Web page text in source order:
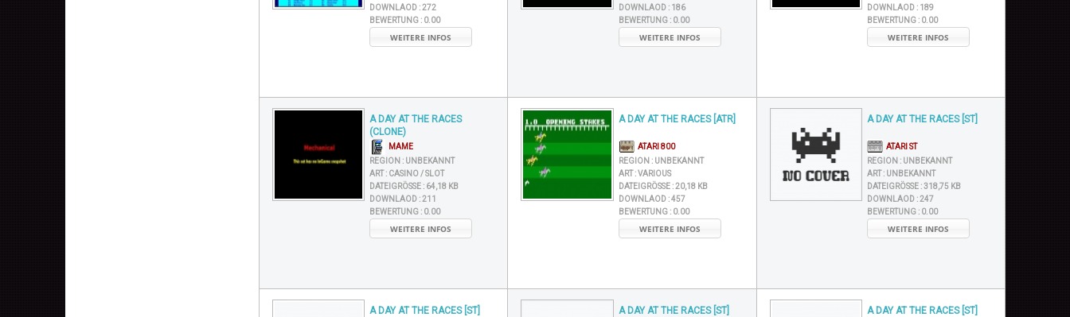
DOWNLAOD :272
BEWERTUNG : 0.00
WEITERE INFOS
DOWNLAOD : 186
BEWERTUNG : 0.00
WEITERE INFOS
DOWNLAOD : 189
BEWERTUNG : 0.00
WEITERE INFOS
A DAY AT THE RACES
(CLONE)
MAME
REGION : UNBEKANNT
ART : CASINO / SLOT
DATEIGRÖSSE : 64,18 KB
DOWNLAOD :211
BEWERTUNG : 0.00
WEITERE INFOS
A DAY AT THE RACES [ATR]
ATARI 800
REGION : UNBEKANNT
ART :VARIOUS
DATEIGRÖSSE : 20,18 KB
DOWNLAOD :457
BEWERTUNG : 0.00
WEITERE INFOS
A DAY AT THE RACES [ST]
ATARI ST
REGION : UNBEKANNT
ART : UNBEKANNT
DATEIGRÖSSE :318,75 KB
DOWNLAOD :247
BEWERTUNG : 0.00
WEITERE INFOS
A DAY AT THE RACES [ST] A DAY AT THE RACES [ST] A DAY AT THE RACES [ST]